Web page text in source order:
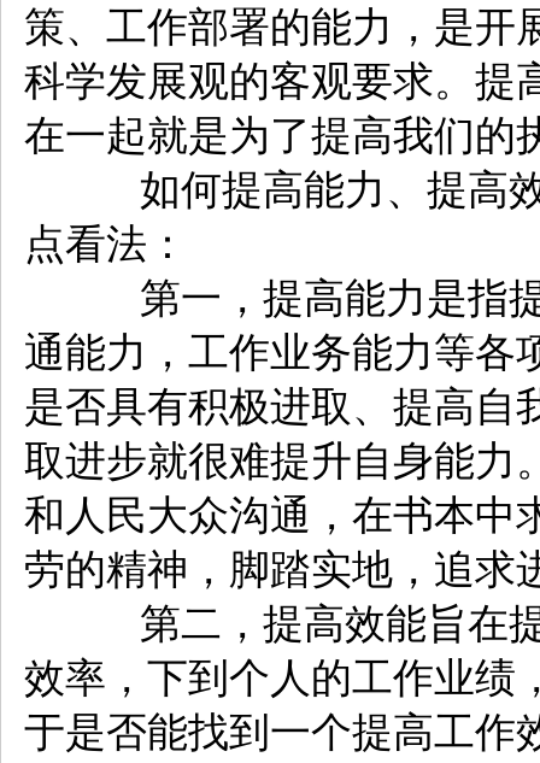
策、工作部署的能力，是开
科学发展观的客观要求。提
在一起就是为了提高我们的
如何提高能力、提高效
点看法：
第一，提高能力是指提
通能力，工作业务能力等各
是否具有积极进取、提高自
取进步就很难提升自身能力
和人民大众沟通，在书本中
劳的精神，脚踏实地，追求
第二，提高效能旨在提
效率，下到个人的工作业绩
于是否能找到一个提高工作